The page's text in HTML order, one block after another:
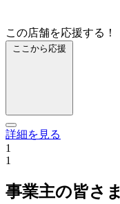
この店舗を応援する！
ここから応援
詳細を見る
1
1
事業主の皆さま